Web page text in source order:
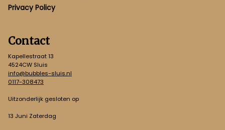
Privacy Policy
Contact
Kapellestraat 13
4524CW Sluis
info@bubbles-sluis.nl
0117-308473
Uitzonderlijk gesloten op
13 Juni Zaterdag